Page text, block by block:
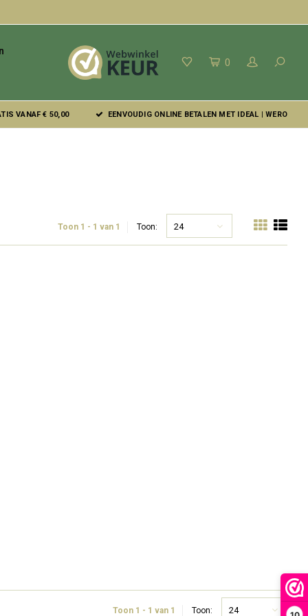
0
VANAF € 50,00 EENVOUDIG ONLINE BETALEN MET IDEAL | WERO
Toon 1 - 1 van 1 Toon: 24
Toon 1 - 1 van 1 Toon: 24